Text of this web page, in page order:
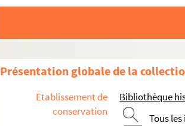
Présentation globale de la
Etablissement de
conservation
Bibliothèque
Tous
Monuments
FSE-000432. Arc de Triomphe du